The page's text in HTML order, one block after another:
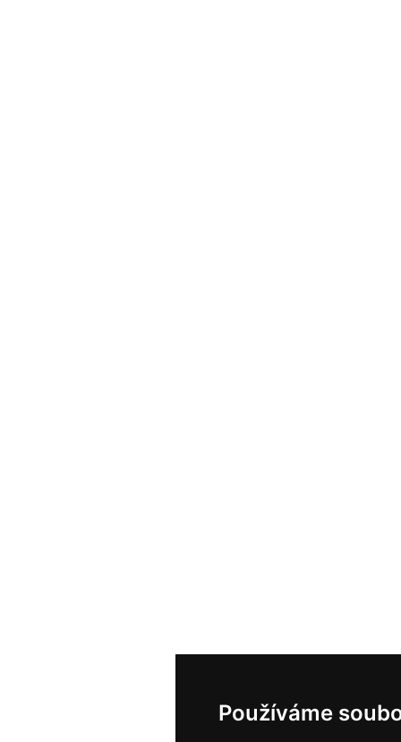
Používáme